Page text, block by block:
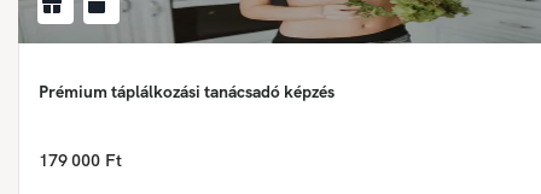
Prémium táplálkozási tanácsadó képzés
179 000 Ft